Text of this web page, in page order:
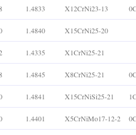
1.4833 X12CrNi23-13
1.4840 X15CrNi25-20
1.4335 X1CrNi25-21
1.4845 X8CrNi25-21
1.4841 X15CrNiSi25-21
1.4401 X5CrNiMo17-12-2